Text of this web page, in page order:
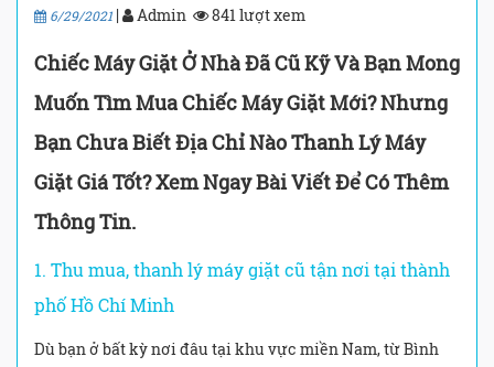
6/29/2021 | Admin 841 lượt xem
Chiếc Máy Giặt Ở Nhà Đã Cũ Kỹ Và Bạn Mong
Muốn Tìm Mua Chiếc Máy Giặt Mới? Nhưng
Bạn Chưa Biết Địa Chỉ Nào Thanh Lý Máy
Giặt Giá Tốt? Xem Ngay Bài Viết Để Có Thêm
Thông Tin.
1. Thu mua, thanh lý máy giặt cũ tận nơi tại thành
phố Hồ Chí Minh
Dù bạn ở bất kỳ nơi đâu tại khu vực miền Nam, từ Bình